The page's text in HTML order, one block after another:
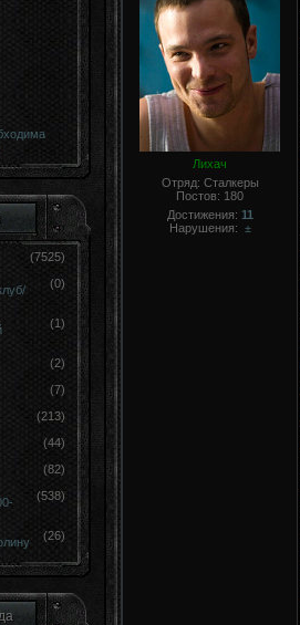
(7525)
(0)
(1)
(2)
(7)
(213)
(44)
(82)
(538)
(26)
Лихач
Отряд: Сталкеры
Постов: 180
Достижения: 11
Нарушения: ±